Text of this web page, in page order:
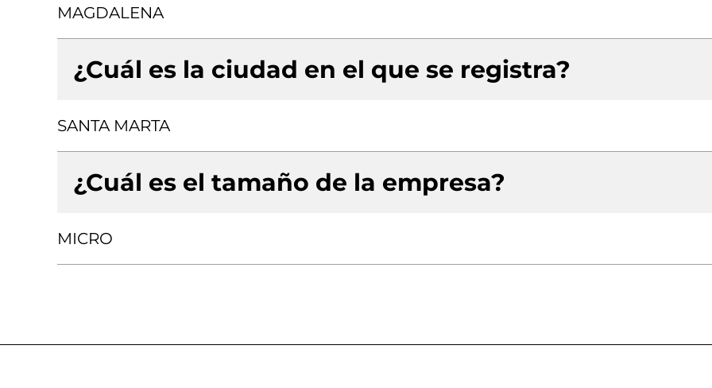
MAGDALENA
¿Cuál es la ciudad en el que se registra?
SANTA MARTA
¿Cuál es el tamaño de la empresa?
MICRO